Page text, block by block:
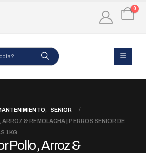
0
SENIOR
ARROZ & REMOLACHA | PERROS SENIOR DE
1KG
Pollo, Arroz &